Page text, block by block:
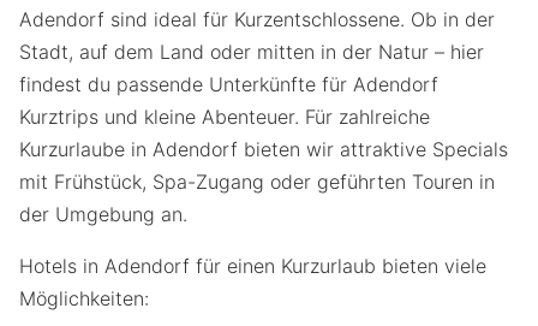
Adendorf sind ideal für Kurzentschlossene. Ob in der
Stadt, auf dem Land oder mitten in der Natur – hier
findest du passende Unterkünfte für Adendorf
Kurztrips und kleine Abenteuer. Für zahlreiche
Kurzurlaube in Adendorf bieten wir attraktive Specials
mit Frühstück, Spa-Zugang oder geführten Touren in
der Umgebung an.
Hotels in Adendorf für einen Kurzurlaub bieten viele
Möglichkeiten: